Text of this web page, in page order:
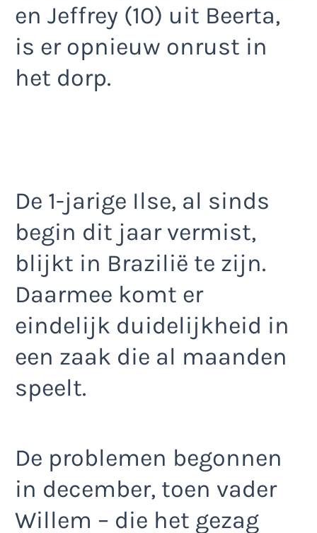
en Jeffrey (10) uit Beerta,
is er opnieuw onrust in
het dorp.
De 1-jarige Ilse, al sinds
begin dit jaar vermist,
blijkt in Brazilië te zijn.
Daarmee komt er
eindelijk duidelijkheid in
een zaak die al maanden
speelt.
De problemen begonnen
in december, toen vader
Willem – die het gezag